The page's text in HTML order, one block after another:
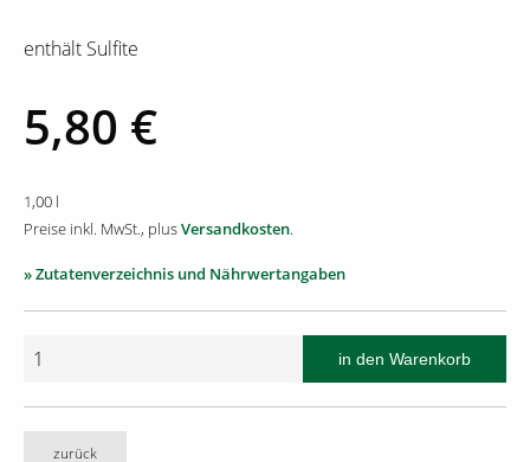
enthält Sulfite
5,80 €
1,00 l
Preise inkl. MwSt., plusVersandkosten.
» Zutatenverzeichnis und Nährwertangaben
zurück